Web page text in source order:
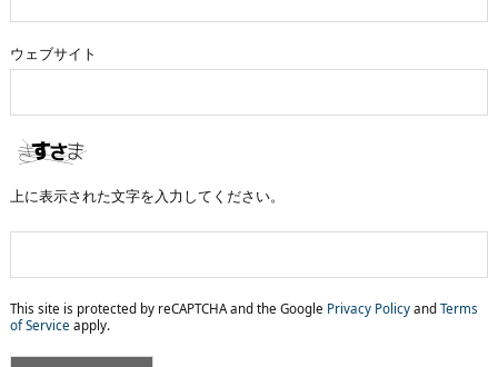
ウェブサイト
上に表示された文字を入力してください。
This site is protected by reCAPTCHA and the Google Privacy Policy and Terms
of Service apply.